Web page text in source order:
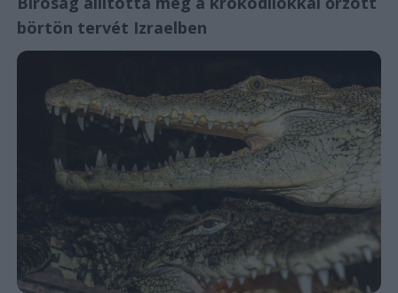
börtön tervét Izraelben